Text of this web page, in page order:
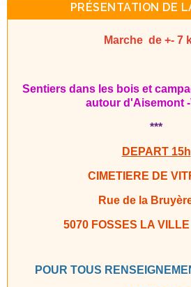
PRÉSENTATION DE
Marche de +- 7
Sentiers dans les bois et
autour d'Aisemont -
***
DEPART 15h
CIMETIERE DE
Rue de la
5070 FOSSES LA
POUR TOUS